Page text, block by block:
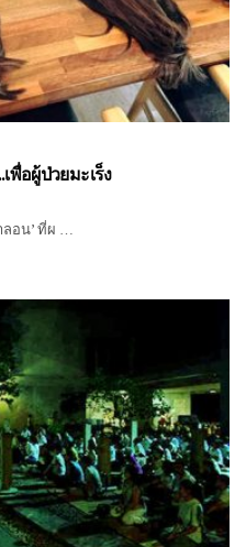
อผู้ป่วยมะเร็ง
อน’ ที่ผ …